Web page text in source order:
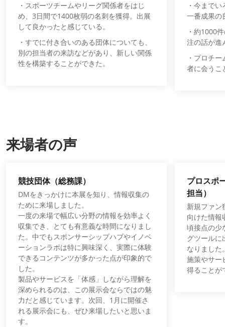
・スポーツチームやリーグ関係者をはじ
め、3日間で1400枚弱の名刺を獲得。出展
して良かったと感じている。
・すでに付き合いのある団体についても、
別の担当者の来訪などがあり、新しい関係
性を構築することができた。
・今まで
一番成果の
・約1000
注の話が進
・プロチ
者に会うこ
来場者の声
競技団体（総務課）
DMをきっかけに本展を知り、情報収集の
ために来場しました。
一度の来場で幅広い分野の情報を効率よく
収集でき、とても有意義な時間になりまし
た。中でもスポンサーシップハブやイノベ
ーションラボは特に興味深く、実際に体験
できるコンテンツが多かった点が印象的で
した。
製品やサービスを「体感」しながら理解を
深められるのは、この展示会ならではの魅
力だと感じています。次回、1月に開催さ
れる展示会にも、ぜひ来場したいと思いま
す。
プロスポ
担当）
新規ファン
向けた情報
頃接点の少
グツールに
なりました
施策やサー
得ることが